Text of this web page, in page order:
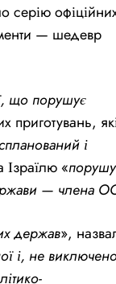
серію
— шедевр
що порушує
приготувань,
і
«
— члена
держав»,
і, не